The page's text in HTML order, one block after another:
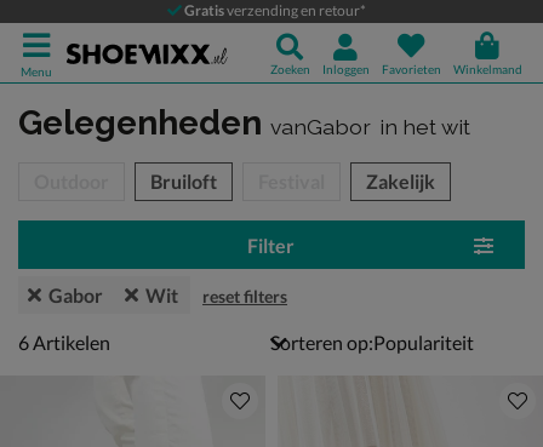
Gratisverzending en retour*
Menu Zoeken Inloggen Favorieten Winkelmand
Gelegenheden vanGabor in het wit
Bruiloft Zakelijk
Filter
Gabor Wit reset filters
6 artikelen
6Artikelen Sorteren op: